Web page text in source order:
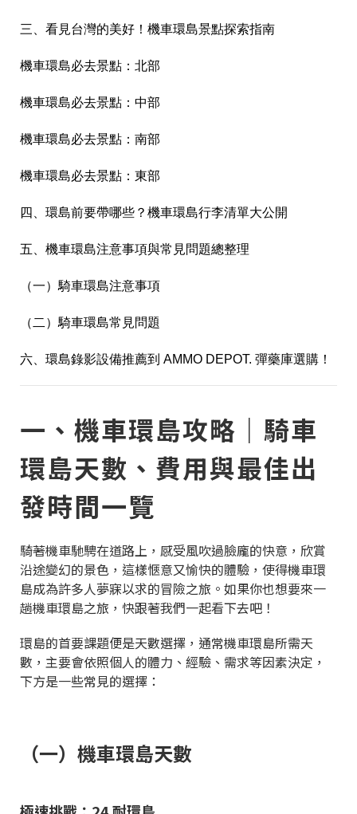
三、看見台灣的美好！機車環島景點探索指南
機車環島必去景點：北部
機車環島必去景點：中部
機車環島必去景點：南部
機車環島必去景點：東部
四、環島前要帶哪些？機車環島行李清單大公開
五、機車環島注意事項與常見問題總整理
（一）騎車環島注意事項
（二）騎車環島常見問題
六、環島錄影設備推薦到 AMMO DEPOT. 彈藥庫選購！
一、機車環島攻略｜騎車
環島天數、費用與最佳出
發時間一覽
騎著機車馳騁在道路上，感受風吹過臉龐的快意，欣賞
沿途變幻的景色，這樣愜意又愉快的體驗，使得機車環
島成為許多人夢寐以求的冒險之旅。如果你也想要來一
趟機車環島之旅，快跟著我們一起看下去吧！
環島的首要課題便是天數選擇，通常機車環島所需天
數，主要會依照個人的體力、經驗、需求等因素決定，
下方是一些常見的選擇：
（一）機車環島天數